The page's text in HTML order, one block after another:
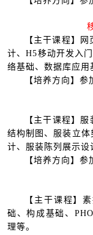
【主干课程】
计、H5移动开发入
络基础、数据库应用
【培养方向】参
【主干课程】
结构制图、服装立
计、服装陈列展示设
【培养方向】参
【主干课程】
础、构成基础、
理等。